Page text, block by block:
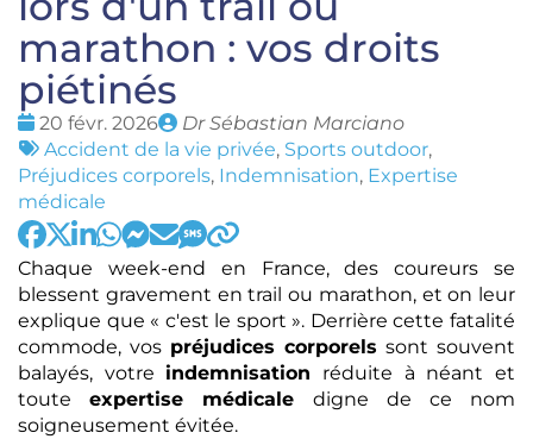
marathon : vos droits
piétinés
Date
:
20 févr. 2026
Publié
par
Dr Sébastian Marciano
Tags
:
Accident de la vie privée, Sports outdoor,
Préjudices corporels, Indemnisation, Expertise
médicale
Chaque week-end en France, des coureurs se
blessent gravement en trail ou marathon, et on leur
explique que « c'est le sport ». Derrière cette fatalité
commode, vos préjudices corporels sont souvent
balayés, votreindemnisation réduite à néant et
touteexpertise médicale digne de ce nom
soigneusement évitée.